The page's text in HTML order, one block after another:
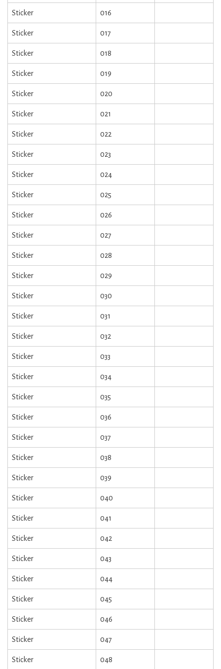
Sticker 016
Sticker 017
Sticker 018
Sticker 019
Sticker 020
Sticker 021
Sticker 022
Sticker 023
Sticker 024
Sticker 025
Sticker 026
Sticker 027
Sticker 028
Sticker 029
Sticker 030
Sticker 031
Sticker 032
Sticker 033
Sticker 034
Sticker 035
Sticker 036
Sticker 037
Sticker 038
Sticker 039
Sticker 040
Sticker 041
Sticker 042
Sticker 043
Sticker 044
Sticker 045
Sticker 046
Sticker 047
Sticker 048